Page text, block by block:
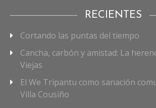
RECIENTES
Cortando las puntas del tiempo
Cancha, carbón y amistad: La
Viejas
El We Tripantu como sanación
Villa Cousiño